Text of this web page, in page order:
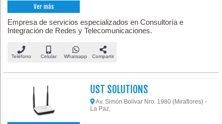
Ver más
Empresa de servicios especializados en Consultoría e
Integración de Redes y Telecomunicaciones.
Teléfono Celular Whatsapp Compartir
UST SOLUTIONS
Av. Simón Bolívar Nro. 1980 (Miraflores) -
La Paz,